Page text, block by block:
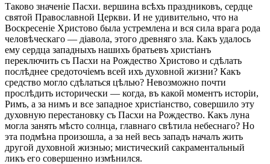
Таково значеніе Пасхи. вершина всѣхъ праздниковъ, сердце
святой Православной Церкви. И не удивительно, что на
Воскресеніе Христово была устремлена и вся сила врага рода
человѣческаго — діавола, этого древняго зла. Какъ удалось
ему сердца западныхъ нашихъ братьевъ христіанъ
переключить съ Пасхи на Рождество Христово и сдѣлать
послѣднее средоточіемъ всей ихъ духовной жизни? Какъ
средство могло сдѣлаться цѣлью? Невозможно почти
прослѣдить исторически — когда, въ какой моментъ исторіи,
Римъ, а за нимъ и все западное христіанство, совершило эту
духовную перестановку съ Пасхи на Рождество. Какъ луна
могла занять мѣсто солнца, главнаго свѣтила небеснаго? Но
эта подмѣна произошла, а за ней весь западъ началъ жить
другой духовной жизнью; мистический сакраментальный
ликъ его совершенно измѣнился.